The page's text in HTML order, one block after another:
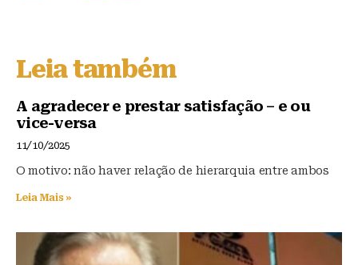
s
k
y
e
b
o
s
A
p
Leia também
A agradecer e prestar satisfação – e ou
vice-versa
11/10/2025
O motivo: não haver relação de hierarquia entre ambos
Leia Mais »